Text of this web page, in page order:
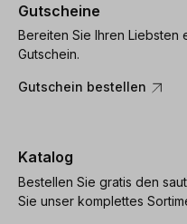
Gutscheine
Bereiten Sie Ihren Liebsten
Gutschein.
Gutschein bestellen
Katalog
Bestellen Sie gratis den
Sie unser komplettes